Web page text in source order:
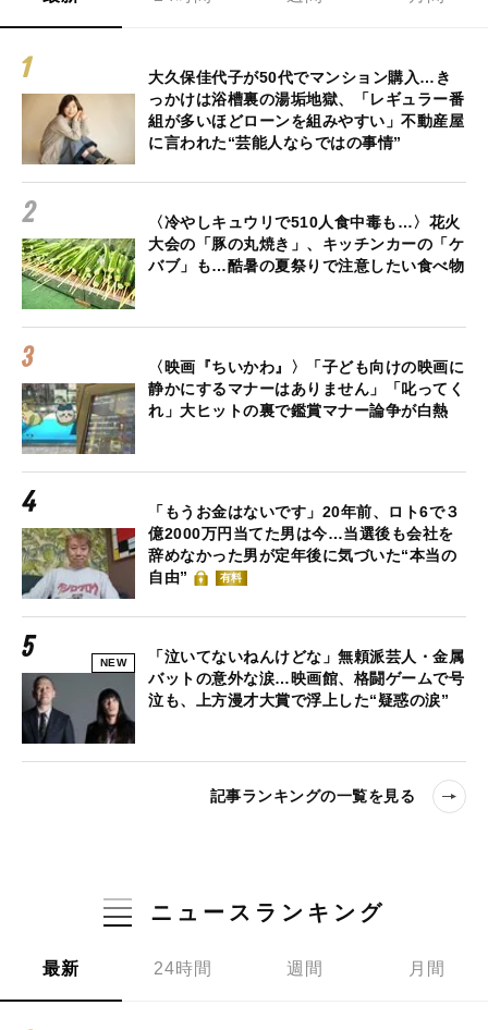
大久保佳代子が50代でマンション購入…き
っかけは浴槽裏の湯垢地獄、「レギュラー番
組が多いほどローンを組みやすい」不動産屋
に言われた“芸能人ならではの事情”
〈冷やしキュウリで510人食中毒も…〉花火
大会の「豚の丸焼き」、キッチンカーの「ケ
バブ」も…酷暑の夏祭りで注意したい食べ物
〈映画『ちいかわ』〉「子ども向けの映画に
静かにするマナーはありません」「叱ってく
れ」大ヒットの裏で鑑賞マナー論争が白熱
「もうお金はないです」20年前、ロト6で３
億2000万円当てた男は今…当選後も会社を
辞めなかった男が定年後に気づいた“本当の
自由”
有料
NEW
「泣いてないねんけどな」無頼派芸人・金属
バットの意外な涙…映画館、格闘ゲームで号
泣も、上方漫才大賞で浮上した“疑惑の涙”
記事ランキングの一覧を見る
ニュースランキング
最新 24時間 週間 月間